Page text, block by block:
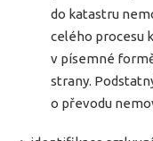
do katastru
celého procesu
v písemné
strany.
o převodu